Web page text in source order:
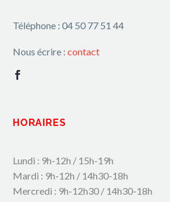
Téléphone : 04 50 77 51 44
Nous écrire : contact
HORAIRES
Lundi : 9h-12h / 15h-19h
Mardi : 9h-12h / 14h30-18h
Mercredi : 9h-12h30 / 14h30-18h